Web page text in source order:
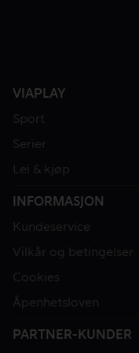
VIAPLAY
Sport
Serier
Lei & kjøp
INFORMASJON
Kundeservice
Vilkår og betingelser
Cookies
Åpenhetsloven
PARTNER-KUNDER